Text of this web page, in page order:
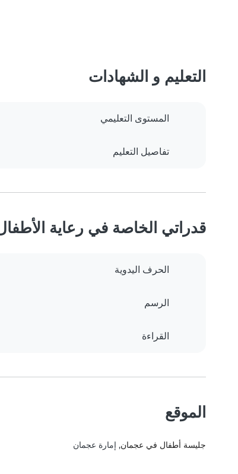
التعليم و الشهادات
المستوى التعليمي
تفاصيل التعليم
قدراتي الخاصة في رعاية
الحرف اليدوية
الرسم
القراءة
الموقع
جليسة أطفال في عجمان, إمارة عجمان